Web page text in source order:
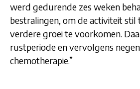
werd gedurende zes weken
bestralingen, om de activiteit stil
verdere groei te voorkomen.
rustperiode en vervolgens
chemotherapie.”